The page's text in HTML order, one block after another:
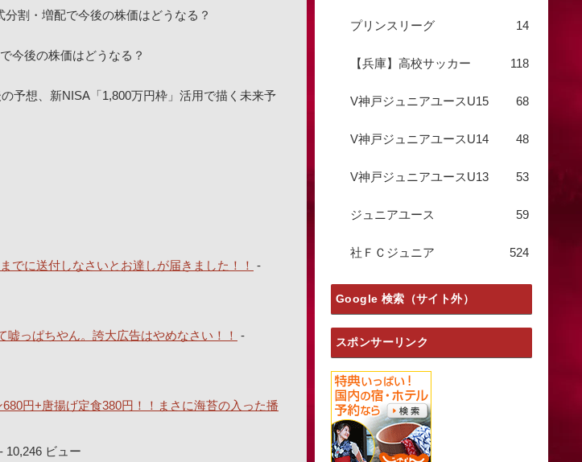
割・増配で今後の株価はどうなる？
今後の株価はどうなる？
予想、新NISA「1,800万円枠」活用で描く未来予
でに送付しなさいとお達しが届きました！！ -
嘘っぱちやん。誇大広告はやめなさい！！ -
円+唐揚げ定食380円！！まさに海苔の入った播
- 10,246 ビュー
プリンスリーグ 14
【兵庫】高校サッカー 118
V神戸ジュニアユースU15 68
V神戸ジュニアユースU14 48
V神戸ジュニアユースU13 53
ジュニアユース 59
社ＦＣジュニア 524
Google 検索（サイト外）
スポンサーリンク